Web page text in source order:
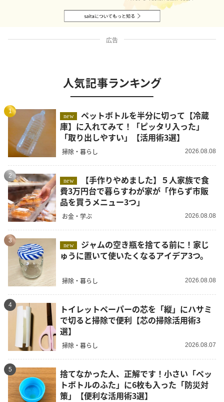
広告
人気記事ランキング
1
new
ペットボトルを半分に切って【冷蔵
庫】に入れてみて！「ピッタリ入った」
「取り出しやすい」【活用術3選】
掃除・暮らし 2026.08.08
2
new
費3万円台で暮らすわが家が「作らず市販
品を買うメニュー3つ」
お金・学ぶ 2026.08.08
3
new
ゅうに置いて使いたくなるアイデア3つ。
掃除・暮らし 2026.08.08
4
トイレットペーパーの芯を「縦」にハサミ
で切ると掃除で便利【芯の掃除活用術3
選】
掃除・暮らし 2026.08.07
5
捨てなかった人、正解です！小さい「ペッ
トボトルのふた」に6枚も入った「防災対
策」【便利な活用術3選】